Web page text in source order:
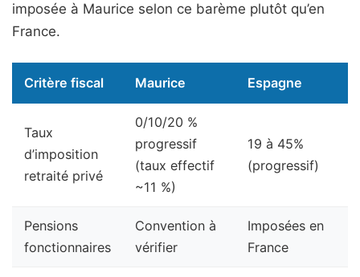
imposée à Maurice selon ce barème plutôt qu’en
France.
Critère fiscal Maurice Espagne
Taux
d’imposition
retraité privé
0/10/20 %
progressif
(taux effectif
~11 %)
19 à 45%
(progressif)
Pensions
fonctionnaires
Convention à
vérifier
Imposées en
France